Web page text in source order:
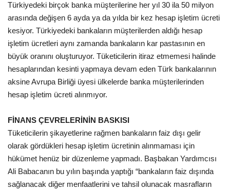
Yaşam
Künye
Sağlık
İletişim
Türkiyedeki birçok banka müşterilerine her yıl 30 ila 50 milyon
arasında değişen 6 ayda ya da yılda bir kez hesap işletim ücreti
kesiyor. Türkiyedeki bankaların müşterilerden aldığı hesap
işletim ücretleri aynı zamanda bankaların kar pastasının en
büyük oranını oluşturuyor. Tüketicilerin itiraz etmemesi halinde
hesaplarından kesinti yapmaya devam eden Türk bankalarının
aksine Avrupa Birliği üyesi ülkelerde banka müşterilerinden
hesap işletim ücreti alınmıyor.
FİNANS ÇEVRELERİNİN BASKISI
Tüketicilerin şikayetlerine rağmen bankaların faiz dışı gelir
olarak gördükleri hesap işletim ücretinin alınmaması için
hükümet henüz bir düzenleme yapmadı. Başbakan Yardımcısı
Ali Babacanın bu yılın başında yaptığı “bankaların faiz dışında
sağlanacak diğer menfaatlerini ve tahsil olunacak masrafların